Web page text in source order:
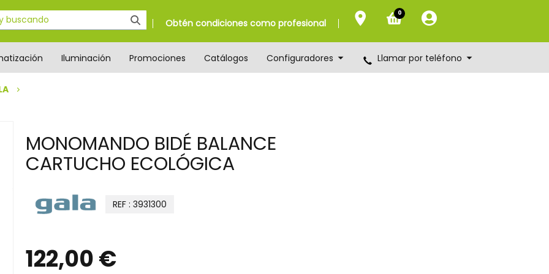
Obtén condiciones como profesional
0
Iluminación Promociones Catálogos Configuradores Llamar por teléfono
MONOMANDO BIDÉ BALANCE
CARTUCHO ECOLÓGICA
REF : 3931300
122,00 €